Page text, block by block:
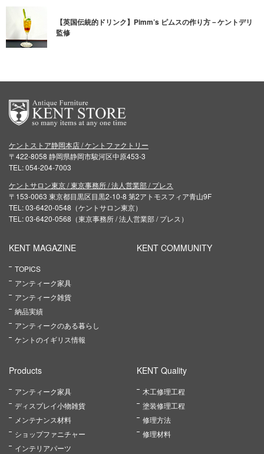
【英国伝統的ドリンク】Pimm’s ピムスの作り方－ケントデリ
監修
ケントストア静岡本店 / ケントファクトリー
〒422-8058 静岡県静岡市駿河区中原453-3
TEL: 054-204-7003
ケントサロン東京 / 東京事務所 / 法人営業部 / プレス
〒153-0063 東京都目黒区目黒2-10-8 第2アトモスフィア青山9F
TEL: 03-6420-0548（ケントサロン東京）
TEL: 03-6420-0568（東京事務所 / 法人営業部 / プレス）
KENT MAGAZINE
TOPICS
アンティーク家具
アンティーク雑貨
納品実績
アンティークのある暮らし
ケントのイギリス情報
KENT COMMUNITY
Products
アンティーク家具
ディスプレイ小物雑貨
メンテナンス材料
ショップファニチャー
インテリアパーツ
KENT Quality
木工修理工程
塗装修理工程
修理方法
修理材料